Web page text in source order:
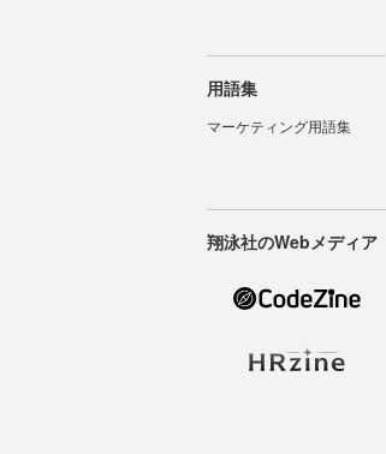
用語集
マーケティング用語集
翔泳社のWebメディア